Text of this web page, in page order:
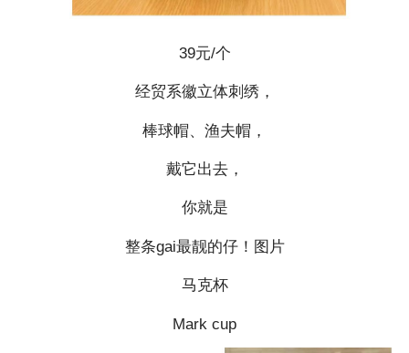
39元/个
经贸系徽立体刺绣，
棒球帽、渔夫帽，
戴它出去，
你就是
整条gai最靓的仔！图片
马克杯
Mark cup